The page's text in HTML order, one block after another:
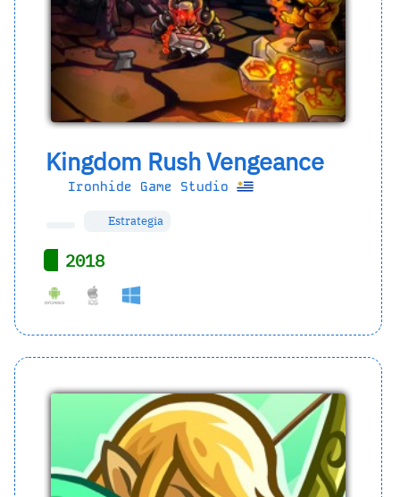
Kingdom Rush Vengeance
Ironhide Game Studio
Estrategia
2018